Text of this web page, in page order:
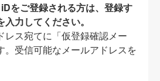
をご登録される方は、登録す
力してください。
レス宛てに「仮登録確認メー
。受信可能なメールアドレスを